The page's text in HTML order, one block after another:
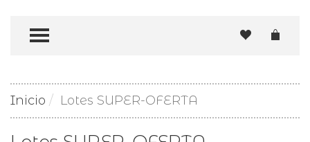
TOGGLE MENU
Inicio Lotes SUPER-OFERTA